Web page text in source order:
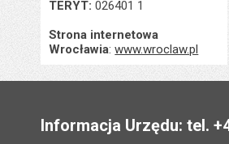
TERYT: 026401 1
Strona internetowa
Wrocławia:www.wroclaw.pl
Informacja Urzędu: tel.